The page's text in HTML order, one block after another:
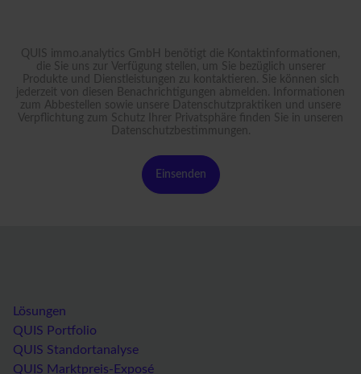
QUIS immo.analytics GmbH benötigt die Kontaktinformationen,
die Sie uns zur Verfügung stellen, um Sie bezüglich unserer
Produkte und Dienstleistungen zu kontaktieren. Sie können sich
jederzeit von diesen Benachrichtigungen abmelden. Informationen
zum Abbestellen sowie unsere Datenschutzpraktiken und unsere
Verpflichtung zum Schutz Ihrer Privatsphäre finden Sie in unseren
Datenschutzbestimmungen
Lösungen
QUIS Portfolio
QUIS Standortanalyse
QUIS Marktpreis-Exposé